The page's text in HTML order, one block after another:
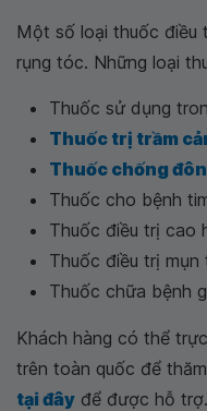
Một số loại thuốc điều
rụng tóc. Những loại
Thuốc sử dụng
Thuốc trị trầm
Thuốc chống
Thuốc cho bệnh
Thuốc điều trị cao
Thuốc điều trị mụn
Thuốc chữa bệnh
Khách hàng có thể
trên toàn quốc để
tại đây để được hỗ trợ.